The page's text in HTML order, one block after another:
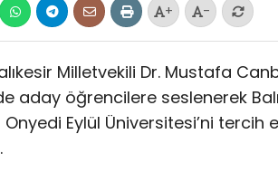
+ -
Milletvekili Dr. Mustafa
aday öğrencilere seslenerek
Onyedi Eylül Üniversitesi’ni tercih